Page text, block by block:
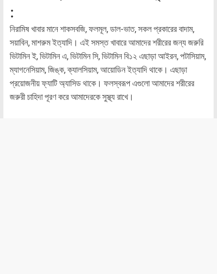
:
নিরামিষ খাবার মানে শাকসবজি, ফলমূল, ডাল-ভাত, সকল প্রকারের বাদাম,
সয়াবিন, মাশরুম ইত্যাদি। এই সমস্ত খাবারে আমাদের শরীরের জন্য জরুরি
ভিটামিন ই, ভিটামিন এ, ভিটামিন সি, ভিটামিন বি১২ এছাড়া আইরন, পটাসিয়াম,
ম্যাগনেসিয়াম, জিঙ্ক, ক্যালসিয়াম, আয়োডিন ইত্যাদি থাকে। এছাড়া
প্রয়োজনীয় ফ্যাটি অ্যাসিড থাকে। ফলস্বরূপ এগুলো আমাদের শরীরের
জরুরী চাহিদা পূরণ করে আমাদেরকে সুস্থ্য রাখে।